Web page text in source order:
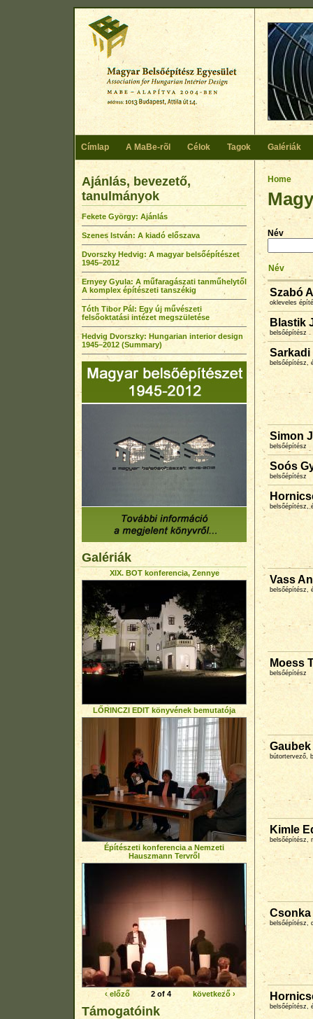
Skip to main content
Címlap A MaBe-rõl Célok Tagok Galériák
Ajánlás, bevezető,
tanulmányok
Fekete György: Ajánlás
Szenes István: A kiadó előszava
Dvorszky Hedvig: A magyar belsőépítészet
1945–2012
Ernyey Gyula: A műfaragászati tanműhelytől
A komplex építészeti tanszékig
Tóth Tibor Pál: Egy új művészeti
felsőoktatási intézet megszületése
Hedvig Dvorszky: Hungarian interior design
1945–2012 (Summary)
Galériák
XIX. BOT konferencia, Zennye
LŐRINCZI EDIT könyvének bemutatója
Építészeti konferencia a Nemzeti
Hauszmann Tervről
‹ előző 2 of 4 következő ›
Támogatóink
You
Home
Név
Név
Szabó
okleveles
Blastik
belsőépítész
Sarkadi
belsőépítész,
Simon
belsőépítész
Soós
belsőépítész
belsőépítész,
Vass
belsőépítész,
Moess
belsőépítész
bútortervező,
Kimle
belsőépítész,
Csonka
belsőépítész,
belsőépítész,